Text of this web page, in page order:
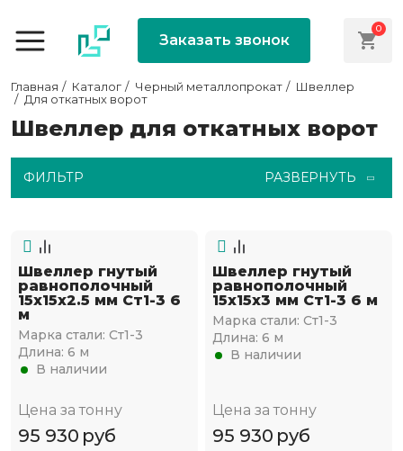
Заказать звонок
0
Главная Каталог Черный металлопрокат
Швеллер
Для откатных ворот
Швеллер для откатных ворот
ФИЛЬТР РАЗВЕРНУТЬ
Швеллер гнутый
равнополочный
15х15х2.5 мм Ст1-3 6
м
Марка стали: Ст1-3
Длина: 6 м
В наличии
Цена за тонну
95 930 руб
Швеллер гнутый
равнополочный
15х15х3 мм Ст1-3 6 м
Марка стали: Ст1-3
Длина: 6 м
В наличии
Цена за тонну
95 930 руб